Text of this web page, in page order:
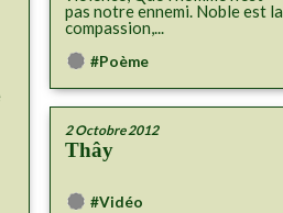
pas notre ennemi. Noble est la
compassion,...
#Poème
2 Octobre 2012
Thây
#Vidéo